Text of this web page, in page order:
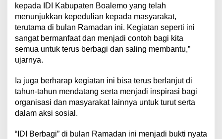
kepada IDI Kabupaten Boalemo yang telah
menunjukkan kepedulian kepada masyarakat,
terutama di bulan Ramadan ini. Kegiatan seperti ini
sangat bermanfaat dan menjadi contoh bagi kita
semua untuk terus berbagi dan saling membantu,”
ujarnya.
Ia juga berharap kegiatan ini bisa terus berlanjut di
tahun-tahun mendatang serta menjadi inspirasi bagi
organisasi dan masyarakat lainnya untuk turut serta
dalam aksi sosial.
“IDI Berbagi” di bulan Ramadan ini menjadi bukti nyata